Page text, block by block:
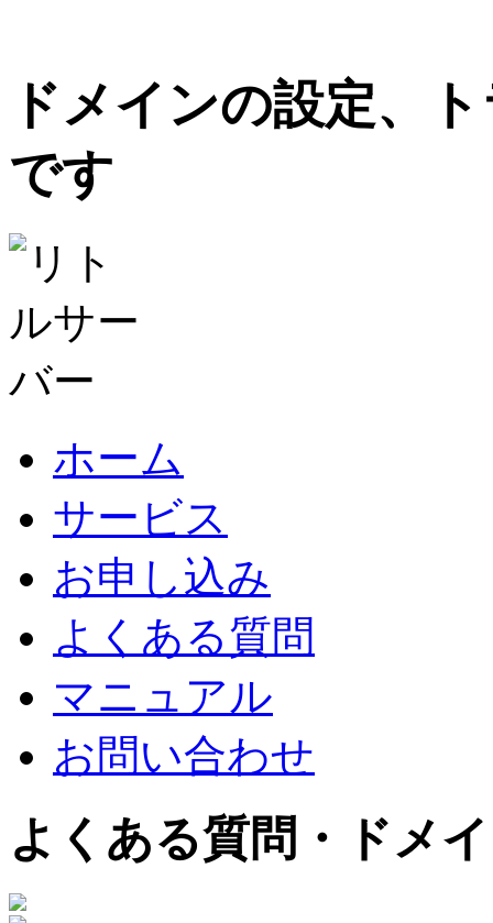
ドメインの設定、
です
ホーム
サービス
お申し込み
よくある質問
マニュアル
お問い合わせ
よくある質問・ドメ